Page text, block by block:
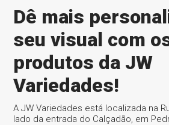
Dê mais
seu visual com
produtos da JW
Variedades!
A JW Variedades está localizada na
lado da entrada do Calçadão, em